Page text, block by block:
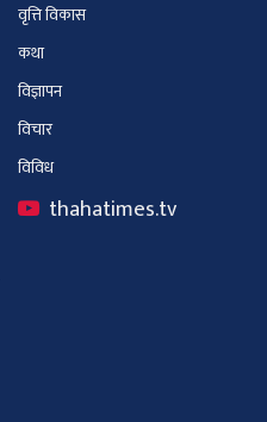
वृत्ति विकास
कथा
विज्ञापन
विचार
विविध
thahatimes.tv